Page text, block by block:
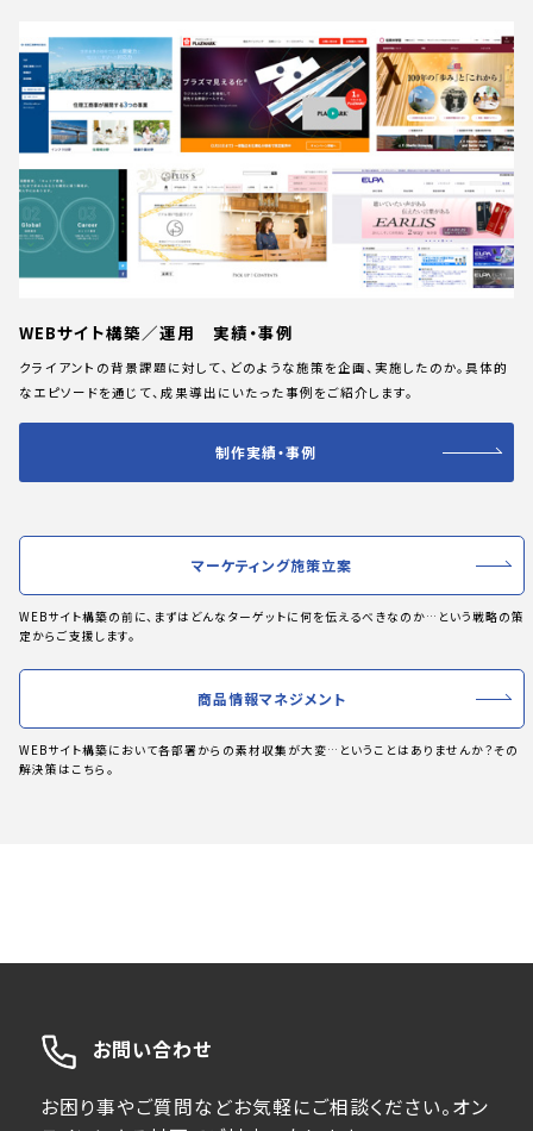
WEBサイト構築／運用 実績・事例
クライアントの背景課題に対して、どのような施策を企画、実施したのか。具体的
なエピソードを通じて、成果導出にいたった事例をご紹介します。
制作実績・事例
マーケティング施策立案
WEBサイト構築の前に、まずはどんなターゲットに何を伝えるべきなのか…という戦略の策
定からご支援します。
商品情報マネジメント
WEBサイト構築において各部署からの素材収集が大変…ということはありませんか？その
解決策はこちら。
お問い合わせ
お困り事やご質問などお気軽にご相談ください。オン